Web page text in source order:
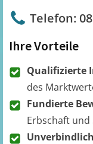
Telefon:
Ihre Vorteile
Qualifizierte
des
Fundierte
Erbschaft und